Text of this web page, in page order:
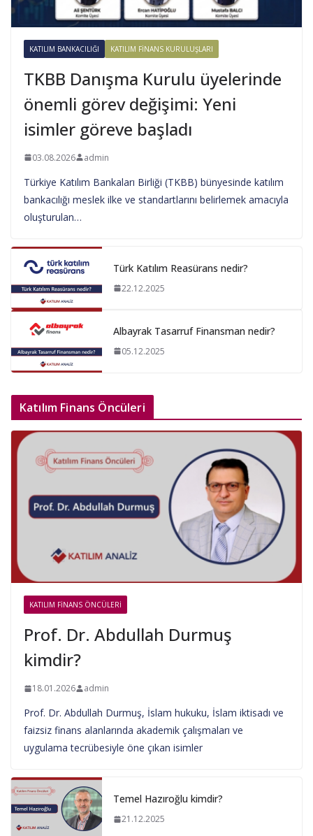
KATILIM BANKACILIĞI KATILIM FINANS KURULUŞLARI
TKBB Danışma Kurulu üyelerinde
önemli görev değişimi: Yeni
isimler göreve başladı
03.08.2026 admin
Türkiye Katılım Bankaları Birliği (TKBB) bünyesinde katılım
bankacılığı meslek ilke ve standartlarını belirlemek amacıyla
oluşturulan…
Türk Katılım Reasürans nedir?
22.12.2025
Albayrak Tasarruf Finansman nedir?
05.12.2025
Katılım Finans Öncüleri
KATILIM FINANS ÖNCÜLERI
Prof. Dr. Abdullah Durmuş
kimdir?
18.01.2026 admin
Prof. Dr. Abdullah Durmuş, İslam hukuku, İslam iktisadı ve
faizsiz finans alanlarında akademik çalışmaları ve
uygulama tecrübesiyle öne çıkan isimler
Temel Hazıroğlu kimdir?
21.12.2025